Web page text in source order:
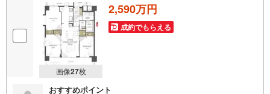
画像27枚
2,590万円
成約でもらえる
おすすめポイント